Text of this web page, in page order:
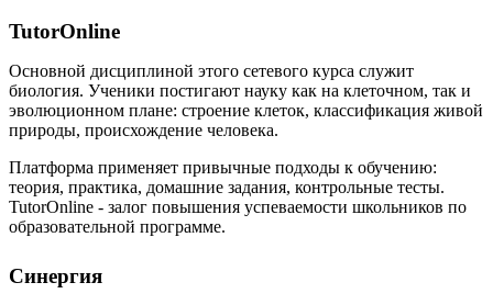
TutorOnline
Основной дисциплиной этого сетевого курса служит
биология. Ученики постигают науку как на клеточном, так и
эволюционном плане: строение клеток, классификация живой
природы, происхождение человека.
Платформа применяет привычные подходы к обучению:
теория, практика, домашние задания, контрольные тесты.
TutorOnline - залог повышения успеваемости школьников по
образовательной программе.
Синергия